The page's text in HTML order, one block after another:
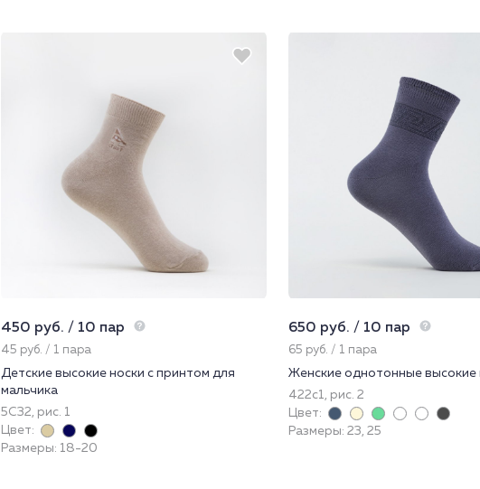
450 руб. / 10 пар
45 руб. / 1 пара
Детские высокие носки с принтом для
мальчика
5С32, рис. 1
Цвет:
Размеры: 18-20
650 руб. / 10 пар
65 руб. / 1 пара
Женские однотонные высокие
422с1, рис. 2
Цвет:
Размеры: 23, 25